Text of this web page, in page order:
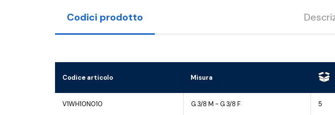
Codici prodotto
Codice articolo Misura
V1WH10N010 G 3/8 M - G 3/8 F 5